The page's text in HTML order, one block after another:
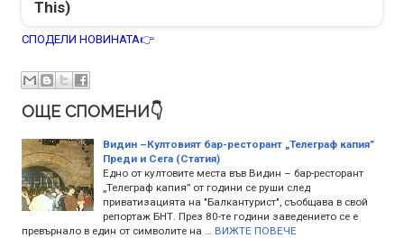
This)
СПОДЕЛИ НОВИНАТА👉
ОЩЕ СПОМЕНИ👇
Видин –Култовият бар-ресторант „Телеграф капия”
Преди и Сега (Статия)
Едно от култовите места във Видин – бар-ресторант
„Телеграф капия” от години се руши след
приватизацията на "Балкантурист", съобщава в свой
репортаж БНТ. През 80-те години заведението се е
превърнало в един от символите на …
ВИЖТЕ ПОВЕЧЕ